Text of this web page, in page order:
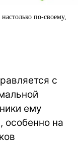
по-своему,
с
ему
на